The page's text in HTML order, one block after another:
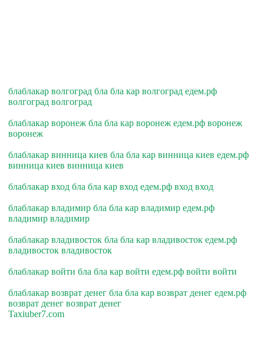
блаблакар волгоград бла бла кар волгоград едем.рф
волгоград волгоград
блаблакар воронеж бла бла кар воронеж едем.рф воронеж
воронеж
блаблакар винница киев бла бла кар винница киев едем.рф
винница киев винница киев
блаблакар вход бла бла кар вход едем.рф вход вход
блаблакар владимир бла бла кар владимир едем.рф
владимир владимир
блаблакар владивосток бла бла кар владивосток едем.рф
владивосток владивосток
блаблакар войти бла бла кар войти едем.рф войти войти
блаблакар возврат денег бла бла кар возврат денег едем.рф
возврат денег возврат денег
Taxiuber7.com